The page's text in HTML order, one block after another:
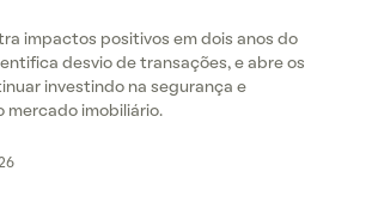
impactos positivos em dois anos do
desvio de transações, e abre os
investindo na segurança e
mercado imobiliário.